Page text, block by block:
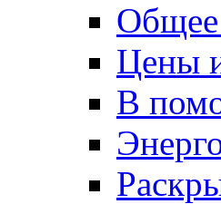
Общее
Цены
В